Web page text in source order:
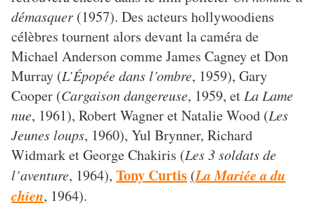
démasquer (1957). Des acteurs hollywoodiens
célèbres tournent alors devant la caméra de
Michael Anderson comme James Cagney et Don
Murray (L’Épopée dans l’ombre, 1959), Gary
Cooper (Cargaison dangereuse, 1959, et La Lame
nue, 1961), Robert Wagner et Natalie Wood (Les
Jeunes loups, 1960), Yul Brynner, Richard
Widmark et George Chakiris (Les 3 soldats de
l’aventure, 1964), Tony Curtis (La Mariée a du
chien, 1964).